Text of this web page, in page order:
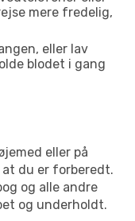
mere fredelig,
eller lav
blodet i gang
eller på
du er forberedt.
og alle andre
og underholdt.